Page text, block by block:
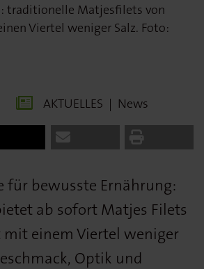
traditionelle Matjesfilets von
Viertel weniger Salz. Foto:
AKTUELLES | News
für bewusste Ernährung:
ab sofort Matjes Filets
mit einem Viertel weniger
Optik und